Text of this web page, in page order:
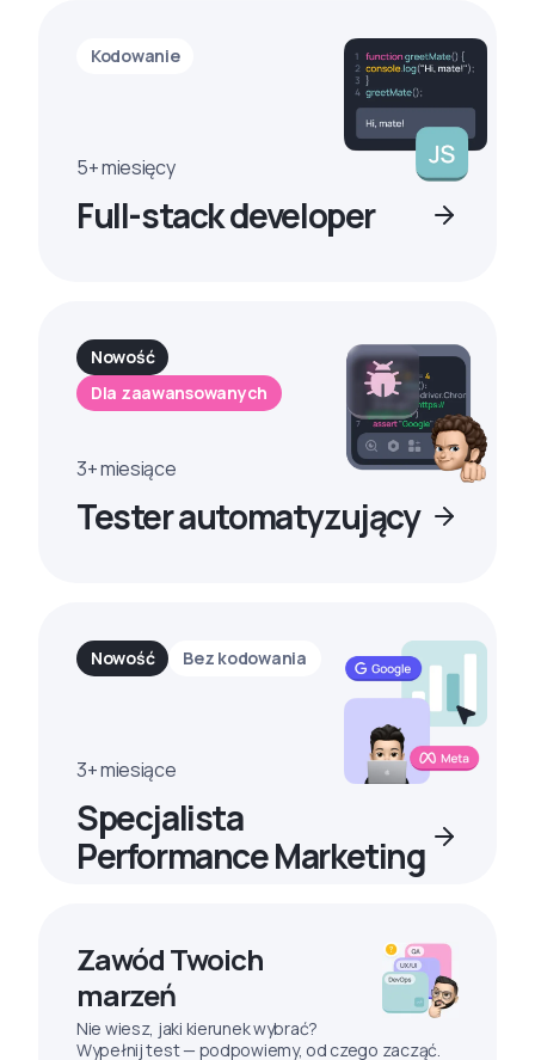
Kodowanie
5+ miesięcy
Full-stack developer
Nowość
Dla zaawansowanych
3+ miesiące
Tester automatyzujący
Nowość Bez kodowania
3+ miesiące
Specjalista
Performance Marketing
Zawód Twoich
marzeń
Nie wiesz, jaki kierunek wybrać?
Wypełnij test — podpowiemy, od czego zacząć.